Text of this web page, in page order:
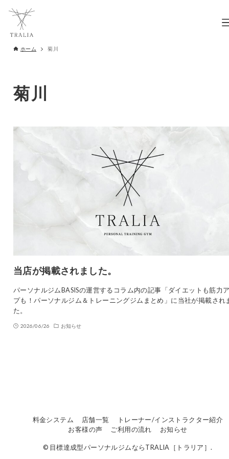
ホーム 菊川
菊川
当店が掲載されました。
パーソナルジムBASISの運営するコラム内の記事「ダイエットも筋力
プも！パーソナルジム＆トレーニングジムまとめ」に当社が掲載され
た。
2026/06/26 お知らせ
料金システム 店舗一覧
トレーナー/インストラクター紹介
お客様の声
ご利用の流れ お知らせ
© 目標達成型パーソナルジムならTRALIA［トラリア］.